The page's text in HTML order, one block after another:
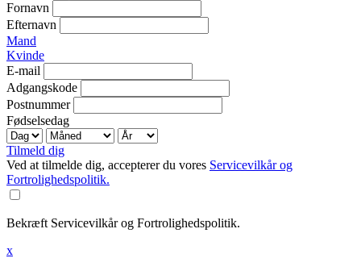
Fornavn
Efternavn
Mand
Kvinde
E-mail
Adgangskode
Postnummer
Fødselsedag
Tilmeld dig
Ved at tilmelde dig, accepterer du vores Servicevilkår og
Fortrolighedspolitik.
Bekræft Servicevilkår og Fortrolighedspolitik.
x